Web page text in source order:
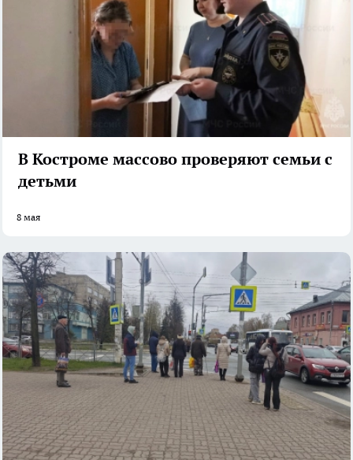
В Костроме массово проверяют семьи с
детьми
8 мая